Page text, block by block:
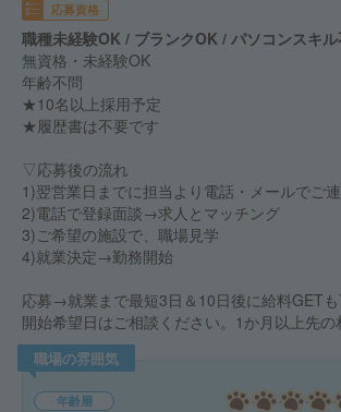
応募資格
職種未経験OK / ブランクOK / パソコンスキ
無資格・未経験OK
年齢不問
★10名以上採用予定
★履歴書は不要です
▽応募後の流れ
1)翌営業日までに担当より電話・メールでご
2)電話で登録面談→求人とマッチング
3)ご希望の施設で、職場見学
4)就業決定→勤務開始
応募→就業まで最短3日＆10日後に給料GETも
開始希望日はご相談ください。1か月以上先の
職場の雰囲気
年齢層